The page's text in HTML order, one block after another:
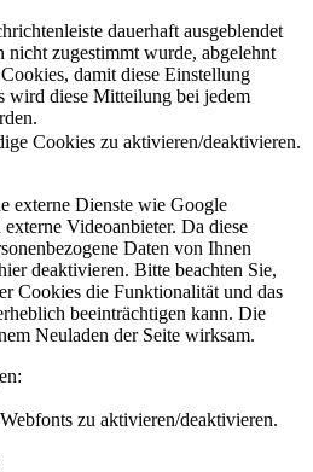
dauerhaft ausgeblendet
zugestimmt wurde, abgelehnt
damit diese Einstellung
wird diese Mitteilung bei jedem
Cookies zu aktivieren/deaktivieren.
externe Dienste wie Google
Videoanbieter. Da diese
Daten von Ihnen
deaktivieren. Bitte beachten Sie,
Cookies die Funktionalität und das
beeinträchtigen kann. Die
Neuladen der Seite wirksam.
zu aktivieren/deaktivieren.